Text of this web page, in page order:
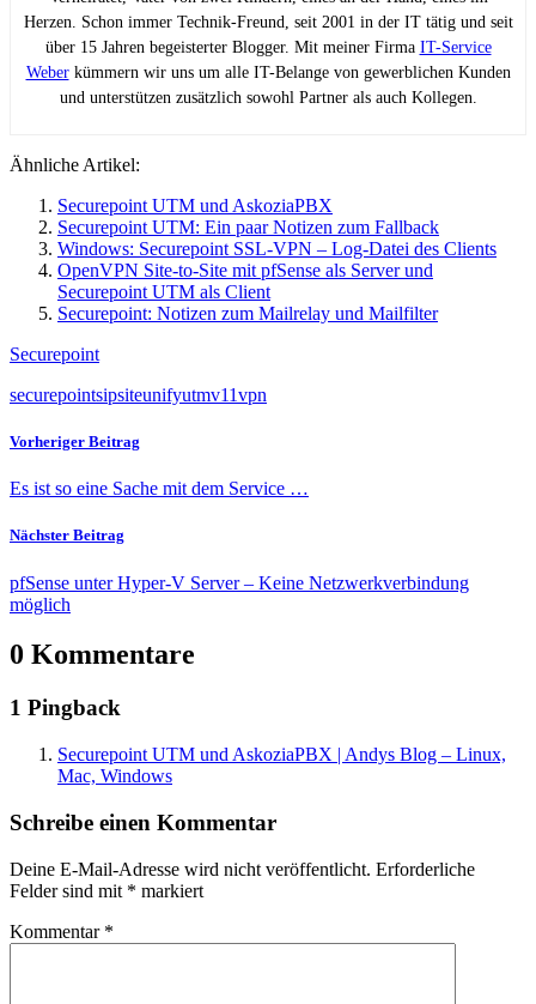
Herzen. Schon immer Technik-Freund, seit 2001 in der IT tätig und seit
über 15 Jahren begeisterter Blogger. Mit meiner Firma IT-Service
Weberkümmern wir uns um alle IT-Belange von gewerblichen Kunden
und unterstützen zusätzlich sowohl Partner als auch Kollegen.
Ähnliche Artikel:
Securepoint UTM und AskoziaPBX
Securepoint UTM: Ein paar Notizen zum Fallback
Windows: Securepoint SSL-VPN – Log-Datei des Clients
OpenVPN Site-to-Site mit pfSense als Server und
Securepoint UTM als Client
Securepoint: Notizen zum Mailrelay und Mailfilter
Securepoint
securepointsipsiteunifyutmv11vpn
Vorheriger Beitrag
Es ist so eine Sache mit dem Service …
Nächster Beitrag
pfSense unter Hyper-V Server – Keine Netzwerkverbindung
möglich
0 Kommentare
1 Pingback
Securepoint UTM und AskoziaPBX | Andys Blog – Linux,
Mac, Windows
Schreibe einen Kommentar
Deine E-Mail-Adresse wird nicht veröffentlicht. Erforderliche
Felder sind mit * markiert
Kommentar *